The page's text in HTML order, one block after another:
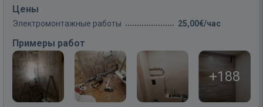
Цены
Электромонтажные работы 25,00€/час
Примеры работ
+188